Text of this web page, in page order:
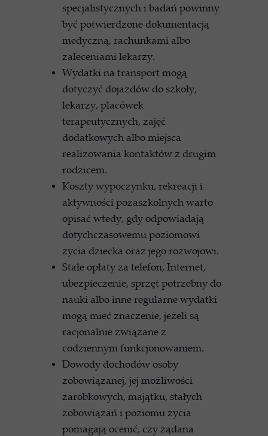
specjalistycznych i badań powinny
być potwierdzone dokumentacją
medyczną, rachunkami albo
zaleceniami lekarzy.
Wydatki na transport mogą
dotyczyć dojazdów do szkoły,
lekarzy, placówek
terapeutycznych, zajęć
dodatkowych albo miejsca
realizowania kontaktów z drugim
rodzicem.
Koszty wypoczynku, rekreacji i
aktywności pozaszkolnych warto
opisać wtedy, gdy odpowiadają
dotychczasowemu poziomowi
życia dziecka oraz jego rozwojowi.
Stałe opłaty za telefon, Internet,
ubezpieczenie, sprzęt potrzebny do
nauki albo inne regularne wydatki
mogą mieć znaczenie, jeżeli są
racjonalnie związane z
codziennym funkcjonowaniem.
Dowody dochodów osoby
zobowiązanej, jej możliwości
zarobkowych, majątku, stałych
zobowiązań i poziomu życia
pomagają ocenić, czy żądana